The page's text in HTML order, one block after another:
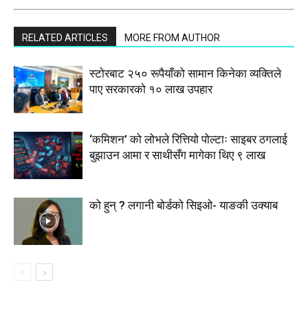
RELATED ARTICLES MORE FROM AUTHOR
स्टाेरबाट २५० रूपैयाँको सामान किनेका व्यक्तिले
पाए सरकारको १० लाख उपहार
‘कमिशन’ को लोभले रित्तियो पोल्टाः साइबर ठगलाई
बुझाउन आमा र साथीसँग मागेका थिए ९ लाख
को हुन् ? लगानी बोर्डको सिइओ- याङकी उक्याब